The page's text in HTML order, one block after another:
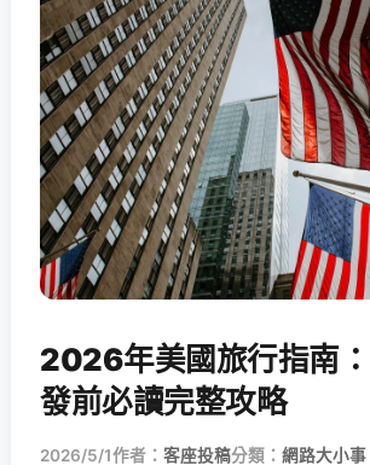
2026年美國旅行指南
發前必讀完整攻略
2026/5/1作者： 客座投稿分類： 網路大小事